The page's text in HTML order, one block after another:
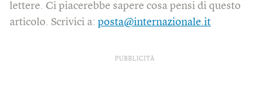
lettere. Ci piacerebbe sapere cosa pensi di questo
articolo. Scrivici a: posta@internazionale.it
PUBBLICITÀ